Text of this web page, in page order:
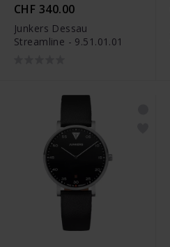
CHF 340.00
Junkers Dessau
Streamline - 9.51.01.01